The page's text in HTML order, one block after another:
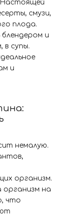
Настоящей
смузи,
плода.
и
в супы.
и
немалую.
организм.
организм на
что